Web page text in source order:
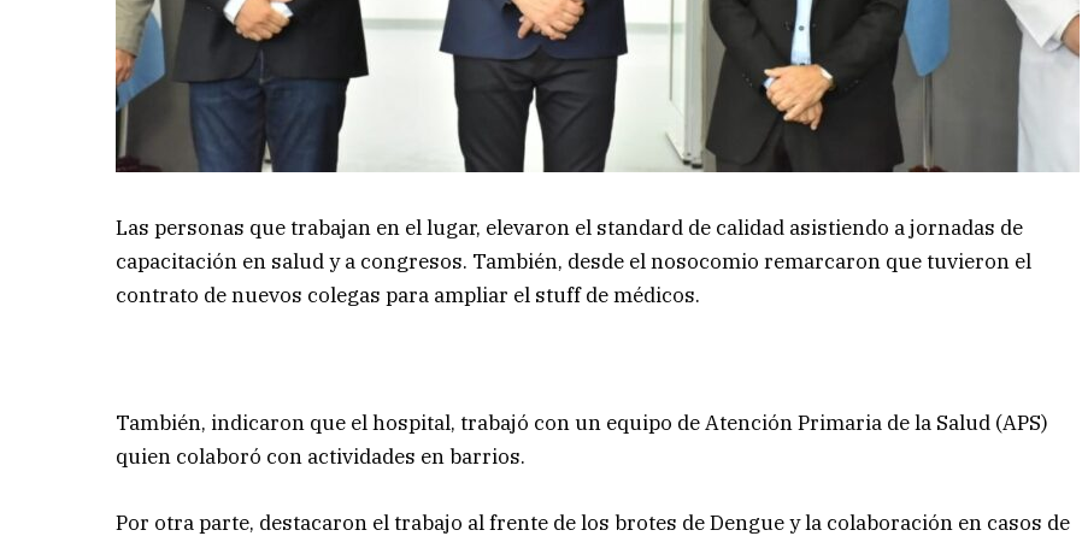
Las personas que trabajan en el lugar, elevaron el standard de calidad asistiendo a jornadas de
capacitación en salud y a congresos. También, desde el nosocomio remarcaron que tuvieron el
contrato de nuevos colegas para ampliar el stuff de médicos.
También, indicaron que el hospital, trabajó con un equipo de Atención Primaria de la Salud (APS)
quien colaboró con actividades en barrios.
Por otra parte, destacaron el trabajo al frente de los brotes de Dengue y la colaboración en casos de